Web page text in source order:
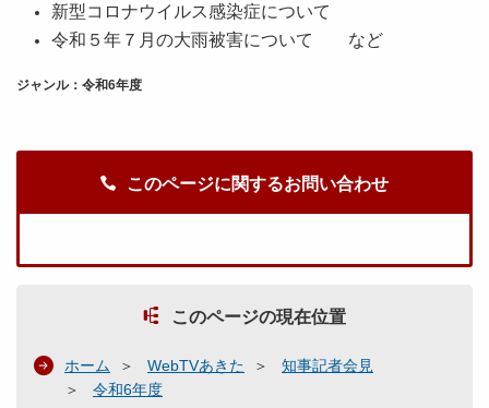
新型コロナウイルス感染症について
令和５年７月の大雨被害について など
ジャンル：令和6年度
このページに関するお問い合わせ
このページの現在位置
ホーム WebTVあきた
知事記者会見
令和6年度